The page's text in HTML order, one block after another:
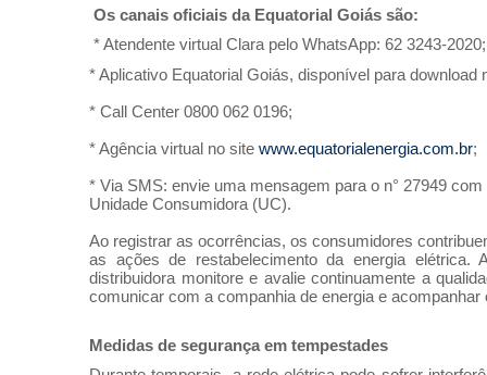
Os canais oficiais da Equatorial Goiás são:
* Atendente virtual Clara pelo WhatsApp: 62 3243-2020;
* Aplicativo Equatorial Goiás, disponível para download
* Call Center 0800 062 0196;
* Agência virtual no site www.equatorialenergia.com.br;
* Via SMS: envie uma mensagem para o n° 27949
Unidade Consumidora (UC).
Ao registrar as ocorrências, os consumidores
as açõesde restabelecimentoda energiaelétrica.
distribuidora monitore e avalie continuamente a
comunicar com a companhia de energia e
Medidas de segurança em tempestades